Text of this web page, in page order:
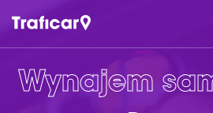
Traficar
Wynajem